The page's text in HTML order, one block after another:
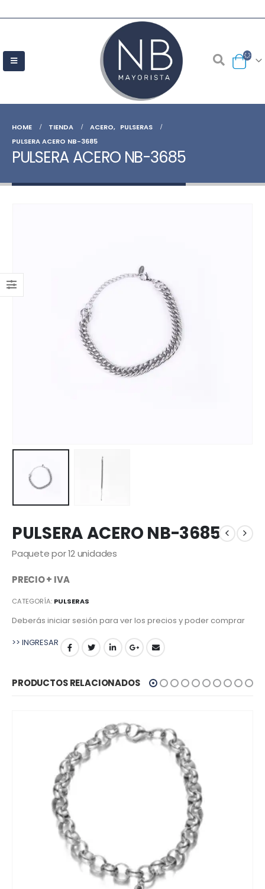
HOME TIENDA ACERO, PULSERAS
PULSERA ACERO NB-3685
PULSERA ACERO NB-3685
PULSERA ACERO NB-3685
Paquete por 12 unidades
PRECIO + IVA
CATEGORÍA: PULSERAS
Deberás iniciar sesión para ver los precios y poder comprar
>> INGRESAR
PRODUCTOS RELACIONADOS